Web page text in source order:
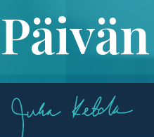
ETUSIVU